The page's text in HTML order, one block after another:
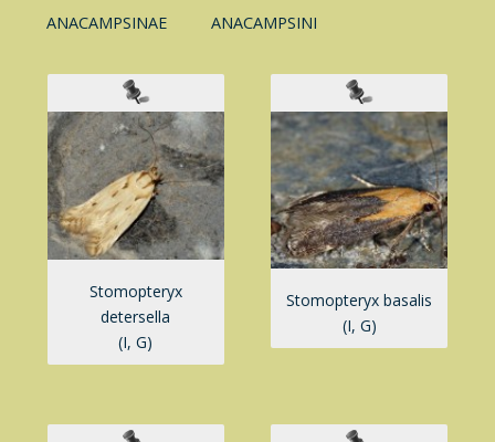
ANACAMPSINAE ANACAMPSINI
Stomopteryx
detersella
(I, G)
Stomopteryx basalis
(I, G)